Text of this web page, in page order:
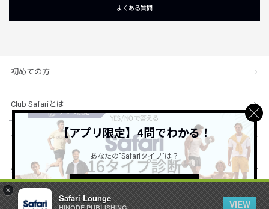
×
Safari Lounge
VIEW
よくある質問
初めての方
Club Safariとは
ショッピングガイド
会社概要・規約
【アプリ限定】4問でわかる！
あなたの"Safariタイプ"は？
詳しくはこちら ＞